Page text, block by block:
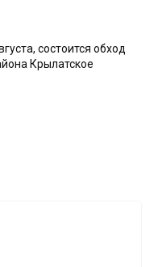
состоится обход
Крылатское